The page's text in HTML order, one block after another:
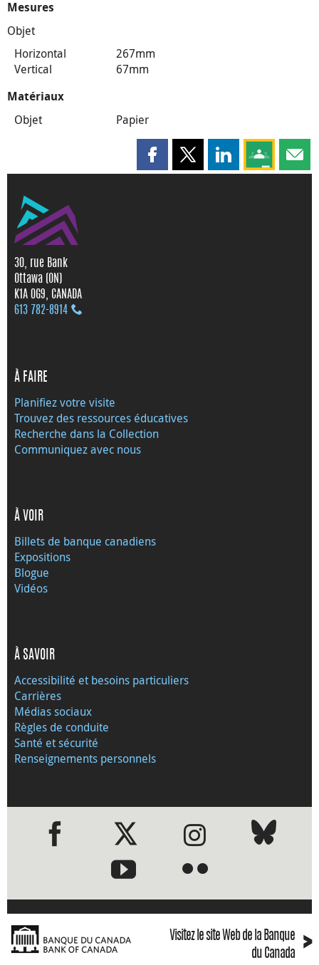
Mesures
Objet
Horizontal
267mm
Vertical
67mm
Matériaux
Objet Papier
Partager cette page sur
Partager cette page sur X
Partager cette
Partagez
30, rue Bank
Ottawa (ON)
K1A 0G9, CANADA
613 782‑8914
À FAIRE
Planifiez votre visite
Trouvez des ressources éducatives
Recherche dans la Collection
Communiquez avec nous
À VOIR
Billets de banque canadiens
Expositions
Blogue
Vidéos
À SAVOIR
Accessibilité et besoins particuliers
Carrières
Médias sociaux
Règles de conduite
Santé et sécurité
Renseignements personnels
●●
Visitez le site Web de la Banque
du Canada
›